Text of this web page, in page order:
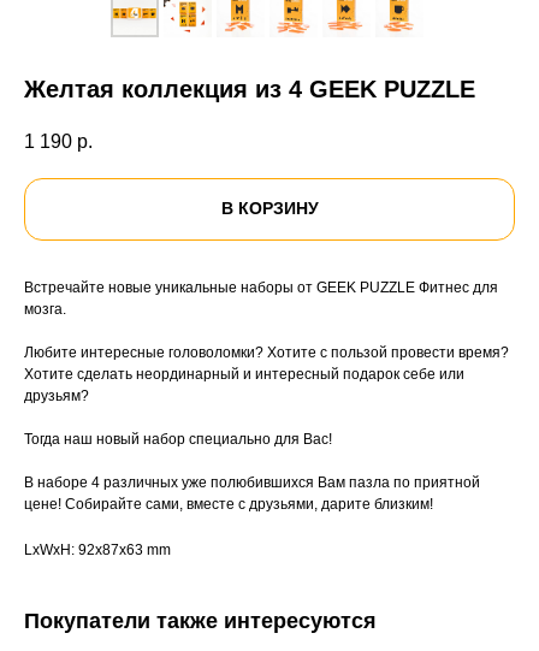
Желтая коллекция из 4 GEEK PUZZLE
1 190 р.
В КОРЗИНУ
Встречайте новые уникальные наборы от GEEK PUZZLE Фитнес для
мозга.
Любите интересные головоломки? Хотите с пользой провести время?
Хотите сделать неординарный и интересный подарок себе или
друзьям?
Тогда наш новый набор специально для Вас!
В наборе 4 различных уже полюбившихся Вам пазла по приятной
цене! Собирайте сами, вместе с друзьями, дарите близким!
LxWxH: 92x87x63 mm
Покупатели также интересуются